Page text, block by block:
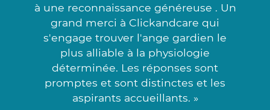
à une reconnaissance généreuse . Un
grand merci à Clickandcare qui
s'engage trouver l'ange gardien le
plus alliable à la physiologie
déterminée. Les réponses sont
promptes et sont distinctes et les
aspirants accueillants. »